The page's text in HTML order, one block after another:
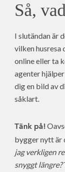
Så,
I slutändan är
vilken husresa
online eller ta
agenter
dig en bild av
såklart.
Tänk på!
bygger nytt är
jag verkligen
snyggt längre?